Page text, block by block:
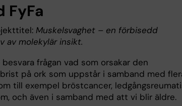
FyFa
Muskelsvaghet – en förbisedd
av molekylär insikt.
frågan vad som orsakar den
på ork som uppstår i samband med
till exempel bröstcancer,
och även i samband med att vi blir äldre.